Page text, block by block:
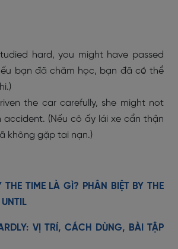
hard, you might have passed
bạn đã chăm học, bạn đã có thể
the car carefully, she might not
accident. (Nếu cô ấy lái xe cẩn thận
không gặp tai nạn.)
THE TIME LÀ GÌ? PHÂN BIỆT BY THE
VỊ TRÍ, CÁCH DÙNG, BÀI TẬP